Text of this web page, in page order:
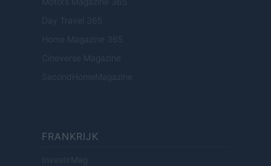
Day Travel 365
Home Magazine 365
Cineverse Magazine
SecondHomeMagazine
FRANKRIJK
InvestirMag